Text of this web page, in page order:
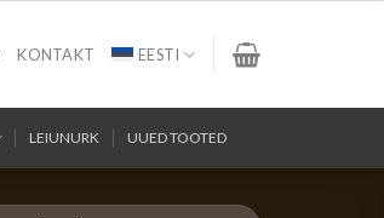
KONTAKT EESTI
LEIUNURK UUED TOOTED